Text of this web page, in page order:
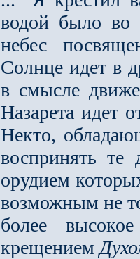
водой было во
небес
Солнце идет в
в смысле
Назарета идет
Некто,
воспринять
орудием
возможным не
более
крещением